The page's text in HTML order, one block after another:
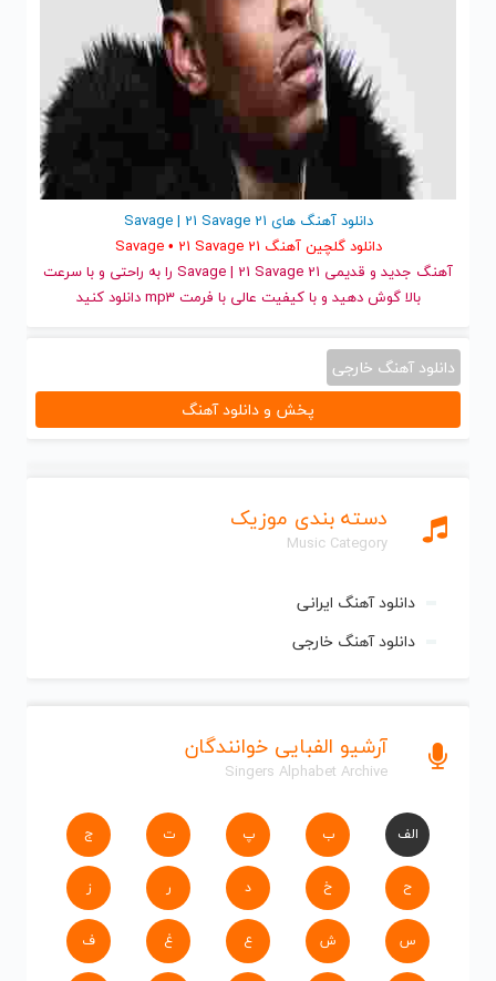
دسته بندی موزیک
Music Category
دانلود آهنگ ایرانی
دانلود آهنگ خارجی
آرشیو الفبایی خوانندگان
Singers Alphabet Archive
الف ب پ ت ج
ح خ د ر ز
س ش ع غ ف
دانلود آهنگ های 21 Savage | 21 Savage
دانلود گلچین آهنگ 21 Savage • 21 Savage
آهنگ جدید
و قدیمی 21 Savage | 21 Savage را به راحتی و با سرعت
بالا گوش دهید و با کیفیت عالی با فرمت mp3 دانلود کنید
دانلود آهنگ خارجی
پخش و دانلود آهنگ